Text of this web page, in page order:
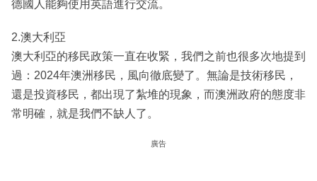
德國人能夠使用英語進行交流。
2.澳大利亞
澳大利亞的移民政策一直在收緊，我們之前也很多次地提到
過：2024年澳洲移民，風向徹底變了。無論是技術移民，
還是投資移民，都出現了紮堆的現象，而澳洲政府的態度非
常明確，就是我們不缺人了。
廣告